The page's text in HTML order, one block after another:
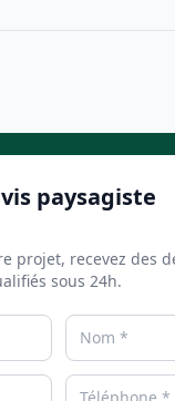
paysagiste
projet, recevez des
sous 24h.